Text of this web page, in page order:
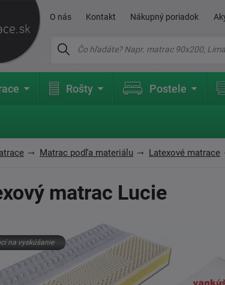
O nás Kontakt Nákupný poriadok
Rošty Postele
Matrac podľa materiálu Latexové matrace
matrac Lucie
na vyskúšanie